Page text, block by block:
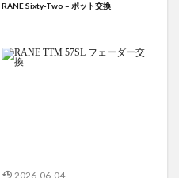
RANE Sixty-Two – ポット交換
2026-06-04